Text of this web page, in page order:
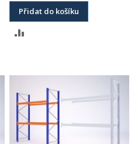
Přidat do košíku
POROVNÁNÍ